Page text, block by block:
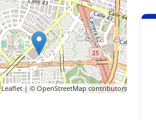
Leaflet| ©OpenStreetMap contributors